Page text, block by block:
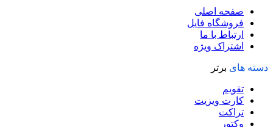
صفحه اصلی
فروشگاه فایل
ارتباط با ما
اشتراک ویژه
دسته های برتر
تقویم
کارت ویزیت
تراکت
وکتور